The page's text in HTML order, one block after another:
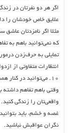
اگر هر دو نفرتان در
علایق خاص خودشان را
مثلا اگر نامزدتان
که نمی‌توانید باهم به
تمایلی به حرف‌زدن
انتظارات متفاوتی از
۱۰. می‌توانید در کنار همسرتان خودِ واقعی‌تان باشید
وقتی باهم تفاهم داشته
واقعی‌تان را زندگی
غصه و خشم، باید
نگران عواقبش نباشید.